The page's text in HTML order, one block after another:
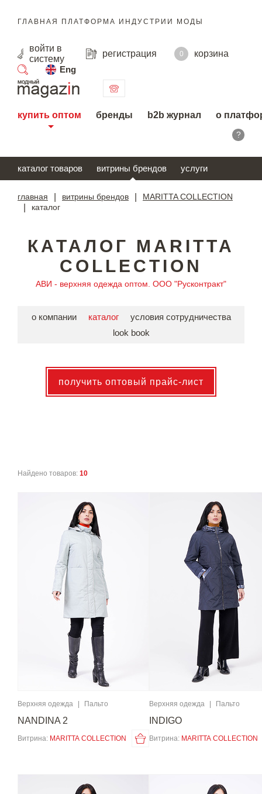
ГЛАВНАЯ ПЛАТФОРМА ИНДУСТРИИ МОДЫ
войти в
систему
регистрация 0
корзина
Eng
поиск
купить оптом бренды b2b журнал о
?
каталог товаров витрины брендов услуги
главная витрины брендов MARITTA COLLECTION
каталог
КАТАЛОГ MARITTA
COLLECTION
АВИ - верхняя одежда оптом. ООО "Русконтракт"
о компании каталог
условия сотрудничества
look book
получить оптовый прайс-лист
Найдено товаров: 10
Верхняя одежда Пальто
NANDINA 2
Витрина: MARITTA COLLECTION
Верхняя одежда Пальто
INDIGO
Витрина: MARITTA COLLECTION